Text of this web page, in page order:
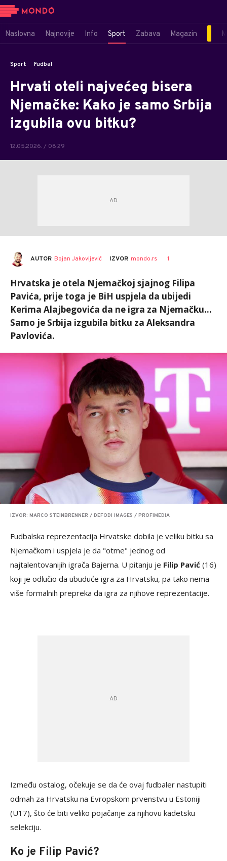
Naslovna Najnovije Info Sport Zabava Magazin
Sport Fudbal
Hrvati oteli najvećeg bisera
Njemačke: Kako je samo Srbija
izgubila ovu bitku?
12.05.2026. / 08:29
AUTOR Bojan Jakovljević IZVOR mondo.rs 1
Hrvatska je otela Njemačkoj sjajnog Filipa
Pavića, prije toga je BiH uspjela da ubijedi
Kerima Alajbegovića da ne igra za Njemačku...
Samo je Srbija izgubila bitku za Aleksandra
Pavlovića.
IZVOR: MARCO STEINBRENNER / DEFODI IMAGES / PROFIMEDIA
Fudbalska reprezentacija Hrvatske dobila je veliku bitku sa
Njemačkom i uspjela je da "otme" jednog od
najtalentovanijih igrača Bajerna. U pitanju je Filip Pavić (16)
koji je odlučio da ubuduće igra za Hrvatsku, pa tako nema
više formalnih prepreka da igra za njihove reprezentacije.
Između ostalog, očekuje se da će ovaj fudbaler nastupiti
odmah za Hrvatsku na Evropskom prvenstvu u Estoniji
(U17), što će biti veliko pojačanje za njihovu kadetsku
selekciju.
Ko je Filip Pavić?